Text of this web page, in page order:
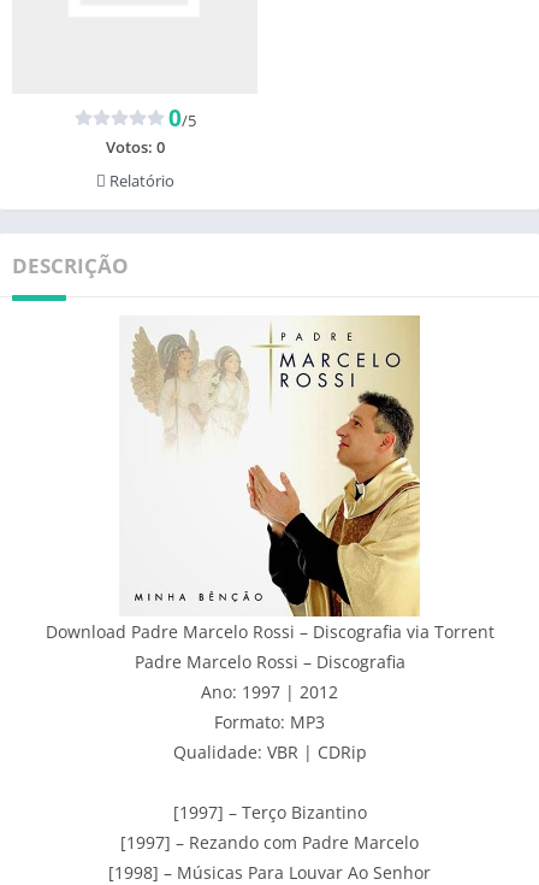
0/5
Votos: 0
Relatório
DESCRIÇÃO
Download Padre Marcelo Rossi – Discografia via Torrent
Padre Marcelo Rossi – Discografia
Ano: 1997 | 2012
Formato: MP3
Qualidade: VBR | CDRip
[1997] – Terço Bizantino
[1997] – Rezando com Padre Marcelo
[1998] – Músicas Para Louvar Ao Senhor